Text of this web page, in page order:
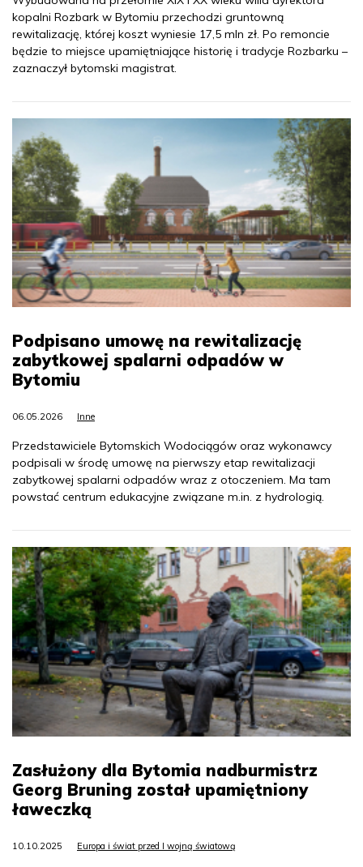
kopalni Rozbark w Bytomiu przechodzi gruntowną
rewitalizację, której koszt wyniesie 17,5 mln zł. Po remoncie
będzie to miejsce upamiętniające historię i tradycje Rozbarku –
zaznaczył bytomski magistrat.
Podpisano umowę na rewitalizację
zabytkowej spalarni odpadów w
Bytomiu
06.05.2026 Inne
Przedstawiciele Bytomskich Wodociągów oraz wykonawcy
podpisali w środę umowę na pierwszy etap rewitalizacji
zabytkowej spalarni odpadów wraz z otoczeniem. Ma tam
powstać centrum edukacyjne związane m.in. z hydrologią.
Zasłużony dla Bytomia nadburmistrz
Georg Bruning został upamiętniony
ławeczką
10.10.2025 Europa i świat przed I wojną światową